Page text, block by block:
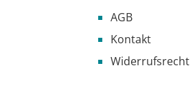
AGB
Kontakt
Widerrufsrecht